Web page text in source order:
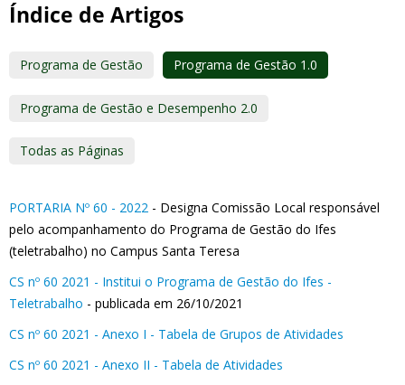
Índice de Artigos
Programa de Gestão Programa de Gestão 1.0
Programa de Gestão e Desempenho 2.0
Todas as Páginas
PORTARIA Nº 60 - 2022 - Designa Comissão Local responsável
pelo acompanhamento do Programa de Gestão do Ifes
(teletrabalho) no Campus Santa Teresa
CS nº 60 2021 - Institui o Programa de Gestão do Ifes -
Teletrabalho - publicada em 26/10/2021
CS nº 60 2021 - Anexo I - Tabela de Grupos de Atividades
CS nº 60 2021 - Anexo II - Tabela de Atividades